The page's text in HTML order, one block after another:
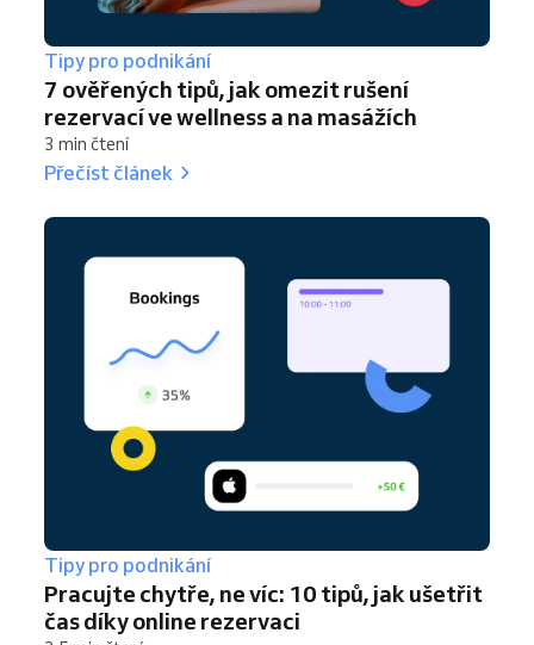
Tipy pro podnikání
7 ověřených tipů, jak omezit rušení
rezervací ve wellness a na masážích
3 min čtení
Přečíst článek
Tipy pro podnikání
Pracujte chytře, ne víc: 10 tipů, jak ušetřit
čas díky online rezervaci